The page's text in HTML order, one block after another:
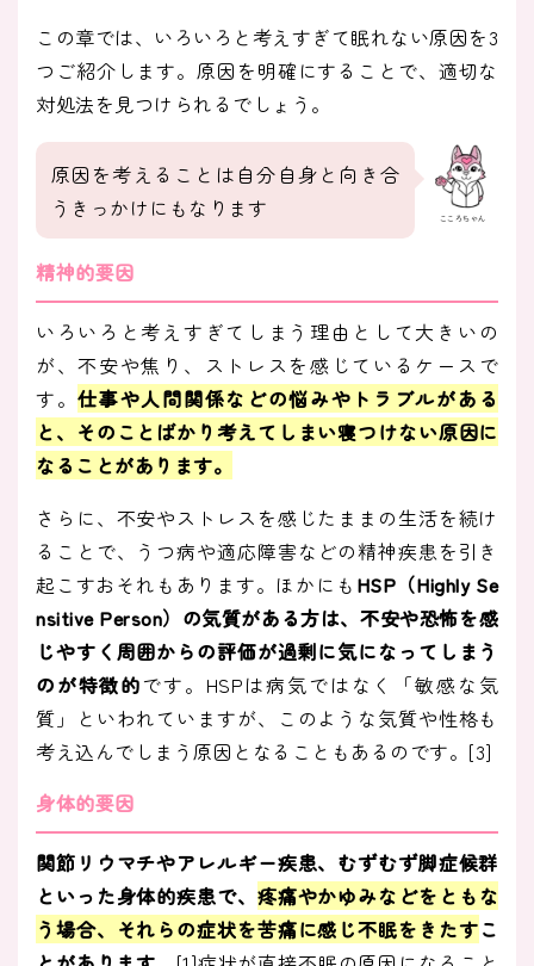
この章では、いろいろと考えすぎて眠れない原因を3
つご紹介します。原因を明確にすることで、適切な
対処法を見つけられるでしょう。
こころちゃん
原因を考えることは自分自身と向き合
うきっかけにもなります
精神的要因
いろいろと考えすぎてしまう理由として大きいの
が、不安や焦り、ストレスを感じているケースで
す。仕事や人間関係などの悩みやトラブルがある
と、そのことばかり考えてしまい寝つけない原因に
なることがあります。
さらに、不安やストレスを感じたままの生活を続け
ることで、うつ病や適応障害などの精神疾患を引き
起こすおそれもあります。ほかにも HSP（Highly Se
nsitive Person）の気質がある方は、不安や恐怖を感
じやすく周囲からの評価が過剰に気になってしまう
のが特徴的です。HSPは病気ではなく「敏感な気
質」といわれていますが、このような気質や性格も
考え込んでしまう原因となることもあるのです。[3]
身体的要因
関節リウマチやアレルギー疾患、むずむず脚症候群
といった身体的疾患で、 疼痛やかゆみなどをともな
う場合、それらの症状を苦痛に感じ不眠をきたすこ